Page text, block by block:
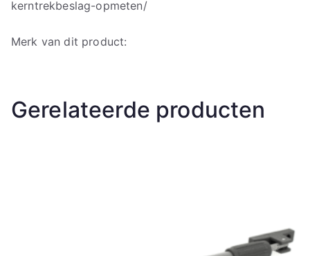
kerntrekbeslag-opmeten/
Merk van dit product:
Gerelateerde producten